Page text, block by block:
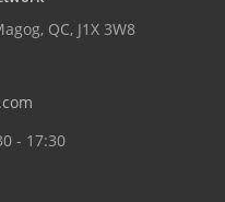
QC, J1X 3W8
- 17:30